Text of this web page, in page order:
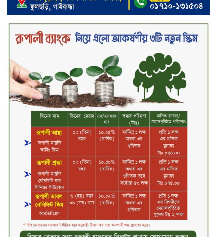
জীবননগর সীমান্ত দিয়ে ভারতে অবৈধ
অনুপ্রবেশের সময় ৮ বাংলাদেশি নারী
আটক
মাধবপুর গৃহবধূর ঝুলন্ত মরদেহ উদ্ধার
করছে পুলিশ
চ্যানেল আইয়ের ‘আমরাই বাংলাদেশ’
টকশোতে সাইফুল ইসলাম সোহেল ও
চিত্রনায়ক ডিএ তায়েব
টাঙ্গাইলে নিহত বাস মালিকদের
পরিবারকে অনুদান ও সম্মাননা প্রদান